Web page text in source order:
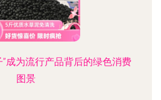
”成为流行产品背后的绿色消费
图景